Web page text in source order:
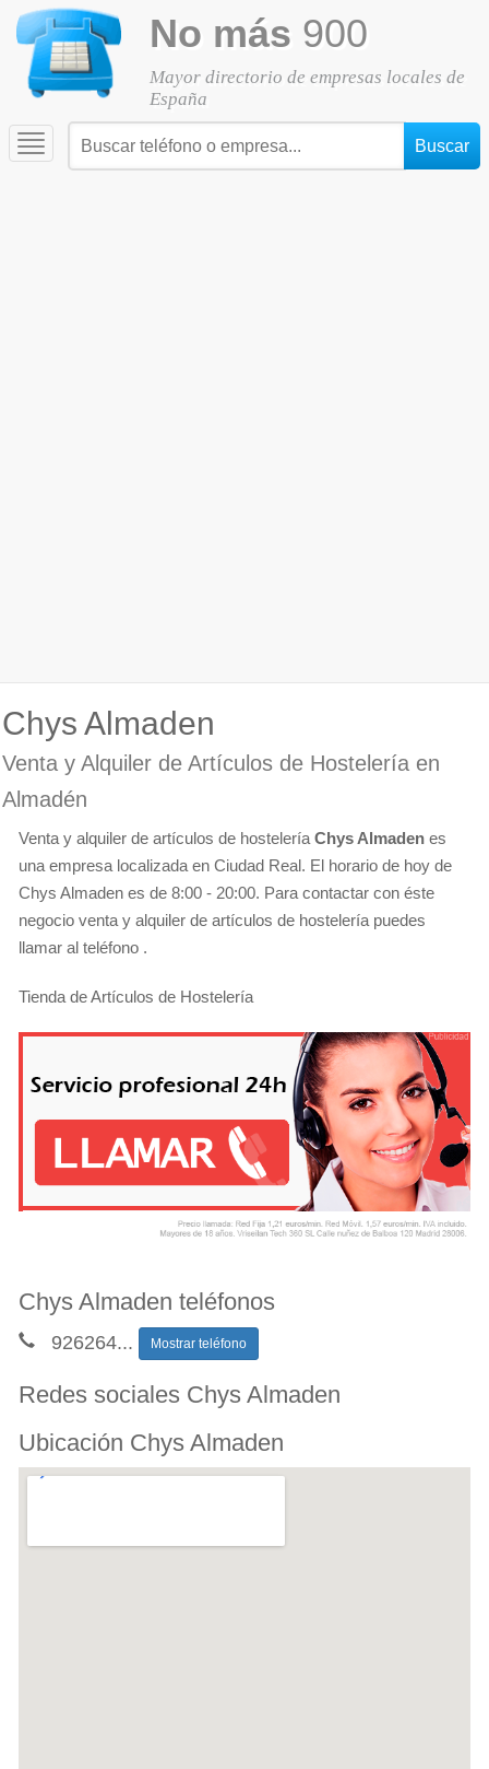
No más 900
Mayor directorio de empresas locales de
España
Toggle
navigation
Chys Almaden
Venta y Alquiler de Artículos de Hostelería en
Almadén
Venta y alquiler de artículos de hostelería Chys Almaden es
una empresa localizada en Ciudad Real. El horario de hoy de
Chys Almaden es de 8:00 - 20:00. Para contactar con éste
negocio venta y alquiler de artículos de hostelería puedes
llamar al teléfono .
Tienda de Artículos de Hostelería
Chys Almaden teléfonos
926264... Mostrar teléfono
Redes sociales Chys Almaden
Ubicación Chys Almaden